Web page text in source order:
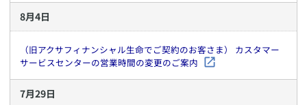
8月4日
（旧アクサフィナンシャル生命でご契約のお客さま） カスタマー
サービスセンターの営業時間の変更のご案内
7月29日